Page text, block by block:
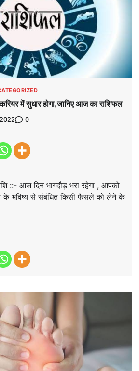
में सुधार होगा,जानिए आज का राशिफल
0
::- आज दिन भागदौड़ भरा रहेगा , आपको
के भविष्य से संबंधित किसी फैसले को लेने के